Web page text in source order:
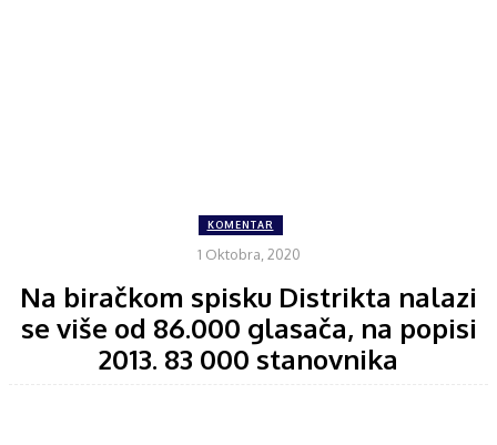
KOMENTAR
1 Oktobra, 2020
Na biračkom spisku Distrikta nalazi
se više od 86.000 glasača, na popisi
2013. 83 000 stanovnika